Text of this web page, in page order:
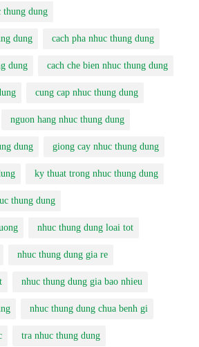
thung dung
dung cach pha nhuc thung dung
dung cach che bien nhuc thung dung
cung cap nhuc thung dung
nguon hang nhuc thung dung
dung giong cay nhuc thung dung
ky thuat trong nhuc thung dung
thung dung
nhuc thung dung loai tot
nhuc thung dung gia re
nhuc thung dung gia bao nhieu
nhuc thung dung chua benh gi
tra nhuc thung dung